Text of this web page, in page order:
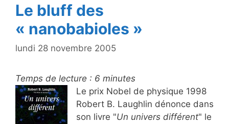
Le bluff des
« nanobabioles »
lundi 28 novembre 2005
Temps de lecture : 6 minutes
Le prix Nobel de physique 1998
Robert B. Laughlin dénonce dans
son livre "Un univers différent" le